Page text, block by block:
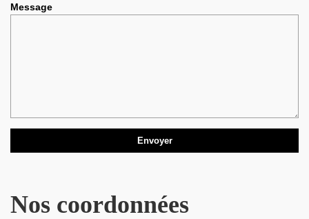
Message
Nos coordonnées